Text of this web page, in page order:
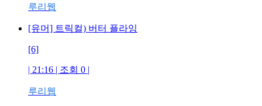
루리웹
[유머] 트릭컬) 버터 플라잉
[6]
| 21:16 | 조회 0 |
루리웹